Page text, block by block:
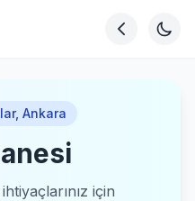
, Ankara
için